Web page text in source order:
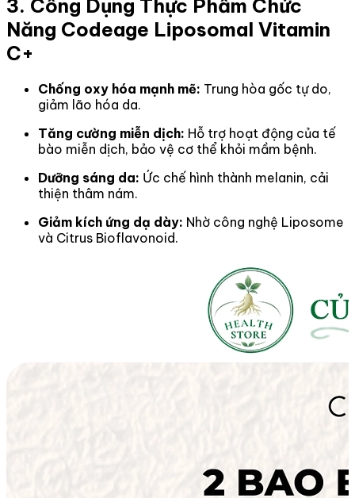
3. Công Dụng Thực Phẩm Chức
Năng Codeage Liposomal Vitamin
C+
Chống oxy hóa mạnh mẽ: Trung hòa gốc tự do,
giảm lão hóa da.
Tăng cường miễn dịch: Hỗ trợ hoạt động của tế
bào miễn dịch, bảo vệ cơ thể khỏi mầm bệnh.
Dưỡng sáng da: Ức chế hình thành melanin, cải
thiện thâm nám.
Giảm kích ứng dạ dày: Nhờ công nghệ Liposome
và Citrus Bioflavonoid.